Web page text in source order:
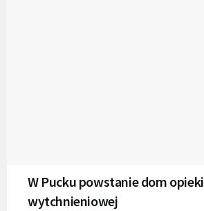
W Pucku powstanie dom opieki
wytchnieniowej